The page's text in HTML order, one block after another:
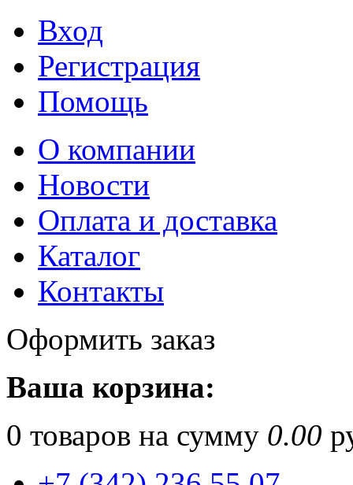
Вход
Регистрация
Помощь
О компании
Новости
Оплата и доставка
Каталог
Контакты
Оформить заказ
Ваша корзина:
0 товаров на сумму 0.00